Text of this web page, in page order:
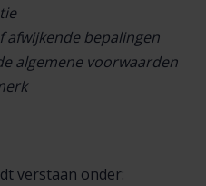
afwijkende bepalingen
algemene voorwaarden
verstaan onder: